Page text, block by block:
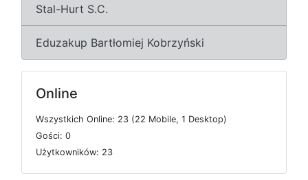
Stal-Hurt S.C.
Eduzakup Bartłomiej Kobrzyński
Online
Wszystkich Online: 23 (22 Mobile, 1 Desktop)
Gości: 0
Użytkowników: 23